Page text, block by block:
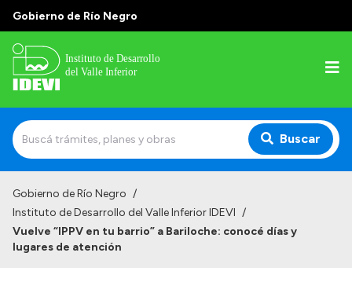
Gobierno de Río Negro
Buscar
Institucional
Gobierno de Río Negro /
Instituto de Desarrollo del Valle Inferior IDEVI /
Vuelve “IPPV en tu barrio” a Bariloche: conocé días y
lugares de atención